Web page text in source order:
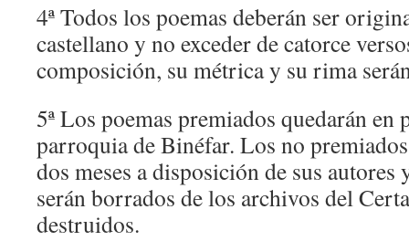
4ª Todos los poemas deberán ser
castellano y no exceder de catorce
composición, su métrica y su rima
5ª Los poemas premiados quedarán en
parroquia de Binéfar. Los no
dos meses a disposición de sus autores
serán borrados de los archivos del
destruidos.